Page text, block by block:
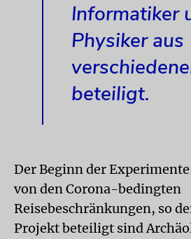
Informatiker
Physiker aus
beteiligt.
Der Beginn der
von den Corona-bedingten
Reisebeschränkungen, so
Projekt beteiligt sind